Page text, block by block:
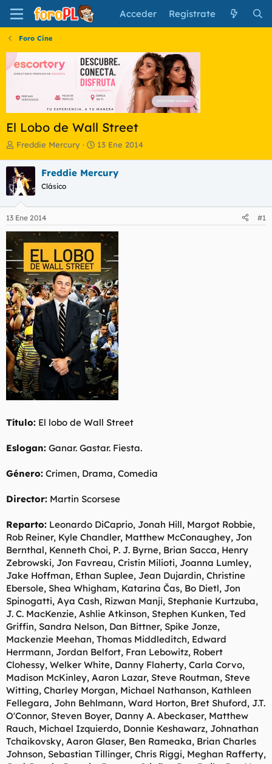
Acceder Regístrate
Foro Cine
El Lobo de Wall Street
I
i
c
i
a
d
o
r
d
l
e
m
a
Freddie Mercury
F
h
e
n
i
o
13 Ene 2014
Freddie Mercury
Clásico
13 Ene 2014 #1
Título: El lobo de Wall Street
Eslogan: Ganar. Gastar. Fiesta.
Género: Crimen, Drama, Comedia
Director: Martin Scorsese
Reparto: Leonardo DiCaprio, Jonah Hill, Margot Robbie,
Rob Reiner, Kyle Chandler, Matthew McConaughey, Jon
Bernthal, Kenneth Choi, P. J. Byrne, Brian Sacca, Henry
Zebrowski, Jon Favreau, Cristin Milioti, Joanna Lumley,
Jake Hoffman, Ethan Suplee, Jean Dujardin, Christine
Ebersole, Shea Whigham, Katarina Čas, Bo Dietl, Jon
Spinogatti, Aya Cash, Rizwan Manji, Stephanie Kurtzuba,
J. C. MacKenzie, Ashlie Atkinson, Stephen Kunken, Ted
Griffin, Sandra Nelson, Dan Bittner, Spike Jonze,
Mackenzie Meehan, Thomas Middleditch, Edward
Herrmann, Jordan Belfort, Fran Lebowitz, Robert
Clohessy, Welker White, Danny Flaherty, Carla Corvo,
Madison McKinley, Aaron Lazar, Steve Routman, Steve
Witting, Charley Morgan, Michael Nathanson, Kathleen
Fellegara, John Behlmann, Ward Horton, Bret Shuford, J.T.
O'Connor, Steven Boyer, Danny A. Abeckaser, Matthew
Rauch, Michael Izquierdo, Donnie Keshawarz, Johnathan
Tchaikovsky, Aaron Glaser, Ben Rameaka, Brian Charles
Johnson, Sebastian Tillinger, Chris Riggi, Meghan Rafferty,